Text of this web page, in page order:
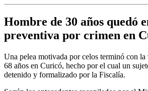
Hombre de 30 años quedó
preventiva por crimen en
Una pelea motivada por celos terminó con
68 años en Curicó, hecho por el cual un
detenido y formalizado por la Fiscalía.